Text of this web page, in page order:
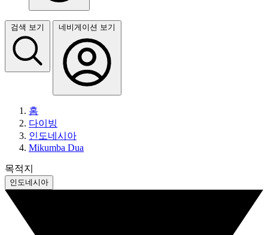
검색 보기 네비게이션 보기
홈
다이빙
인도네시아
Mikumba Dua
목적지
인도네시아